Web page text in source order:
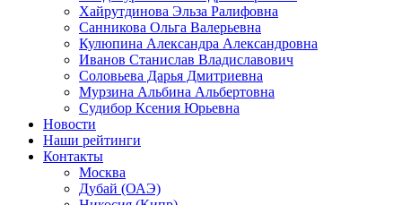
Хайрутдинова Эльза Ралифовна
Санникова Ольга Валерьевна
Кулюпина Александра Александровна
Иванов Станислав Владиславович
Соловьева Дарья Дмитриевна
Мурзина Альбина Альбертовна
Судибор Ксения Юрьевна
Новости
Наши рейтинги
Контакты
Москва
Дубай (ОАЭ)